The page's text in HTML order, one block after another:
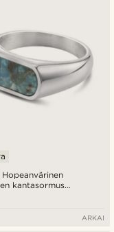
kantasormus
ARKAI